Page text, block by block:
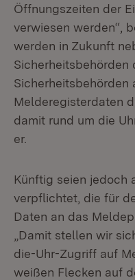
Öffnungszeiten der
verwiesen werden“,
werden in Zukunft
Sicherheitsbehörden
Sicherheitsbehörden
Melderegisterdaten
damit rund um die
er.
Künftig seien jedoch
verpflichtet, die für
Daten an das
„Damit stellen wir
die-Uhr-Zugriff auf
weißen Flecken auf